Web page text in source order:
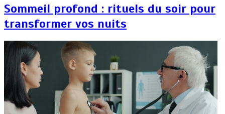
Sommeil profond : rituels du soir pour
transformer vos nuits